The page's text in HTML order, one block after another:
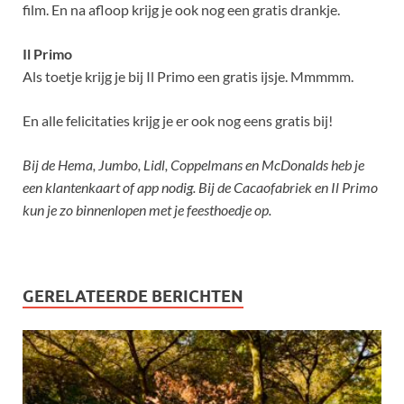
film. En na afloop krijg je ook nog een gratis drankje.
Il Primo
Als toetje krijg je bij Il Primo een gratis ijsje. Mmmmm.
En alle felicitaties krijg je er ook nog eens gratis bij!
Bij de Hema, Jumbo, Lidl, Coppelmans en McDonalds heb je
een klantenkaart of app nodig. Bij de Cacaofabriek en Il Primo
kun je zo binnenlopen met je feesthoedje op.
GERELATEERDE BERICHTEN